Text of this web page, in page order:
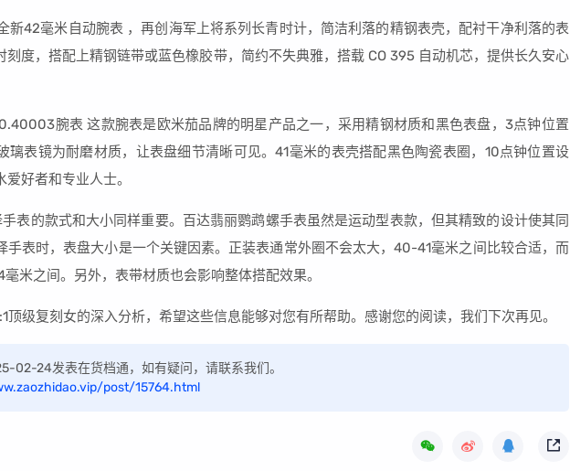
新42毫米自动腕表 ，再创海军上将系列长青时计，简洁利落的精钢表壳，配衬干净利落的表
刻度，搭配上精钢链带或蓝色橡胶带，简约不失典雅，搭载 CO 395 自动机芯，提供长久安心
腕表 这款腕表是欧米茄品牌的明星产品之一，采用精钢材质和黑色表盘，3点钟位置
璃表镜为耐磨材质，让表盘细节清晰可见。41毫米的表壳搭配黑色陶瓷表圈，10点钟位置设
好者和专业人士。
表的款式和大小同样重要。百达翡丽鹦鹉螺手表虽然是运动型表款，但其精致的设计使其同
手表时，表盘大小是一个关键因素。正装表通常外圈不会太大，40-41毫米之间比较合适，而
米之间。另外，表带材质也会影响整体搭配效果。
顶级复刻女的深入分析，希望这些信息能够对您有所帮助。感谢您的阅读，我们下次再见。
02-24发表在货档通，如有疑问，请联系我们。
post/15764.html